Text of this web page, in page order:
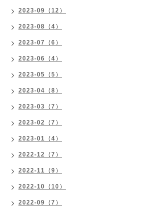
2023-09（12）
2023-08（4）
2023-07（6）
2023-06（4）
2023-05（5）
2023-04（8）
2023-03（7）
2023-02（7）
2023-01（4）
2022-12（7）
2022-11（9）
2022-10（10）
2022-09（7）